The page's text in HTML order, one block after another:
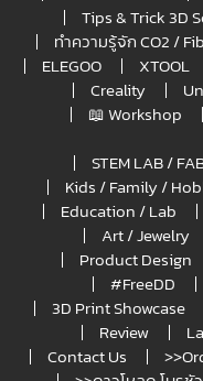
Tips & Trick 3D
ทำความรู้จัก CO2 /
ELEGOO
XTOOL
Creality
📖 Workshop
STEM LAB /
Kids / Family /
Education / Lab
Art / Jewelry
Product Design
#FreeDD
3D Print Showcase
Review
Contact Us